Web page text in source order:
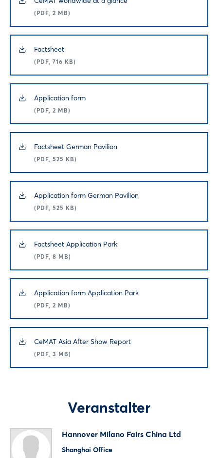
(PDF, 2 MB)
Factsheet
(PDF, 716 KB)
Application form
(PDF, 2 MB)
Factsheet German Pavilion
(PDF, 525 KB)
Application form German Pavilion
(PDF, 525 KB)
Factsheet Application Park
(PDF, 8 MB)
Application form Application Park
(PDF, 2 MB)
CeMAT Asia After Show Report
(PDF, 3 MB)
Veranstalter
Hannover Milano Fairs China Ltd
Shanghai Office
Login
Passwort vergessen?
Noch nicht angemeldet?
Jetzt registrieren